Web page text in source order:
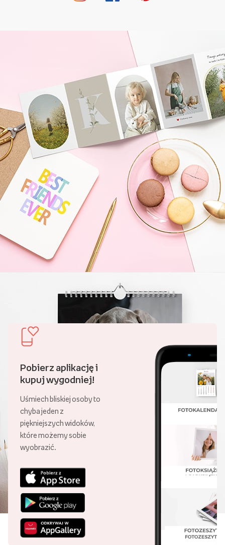
Pobierz aplikację i
kupuj wygodniej!
Uśmiech bliskiej osoby to
chyba jeden z
piękniejszych widoków,
które możemy sobie
wyobrazić.